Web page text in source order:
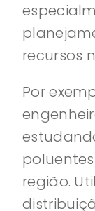
recursos
Por
região.